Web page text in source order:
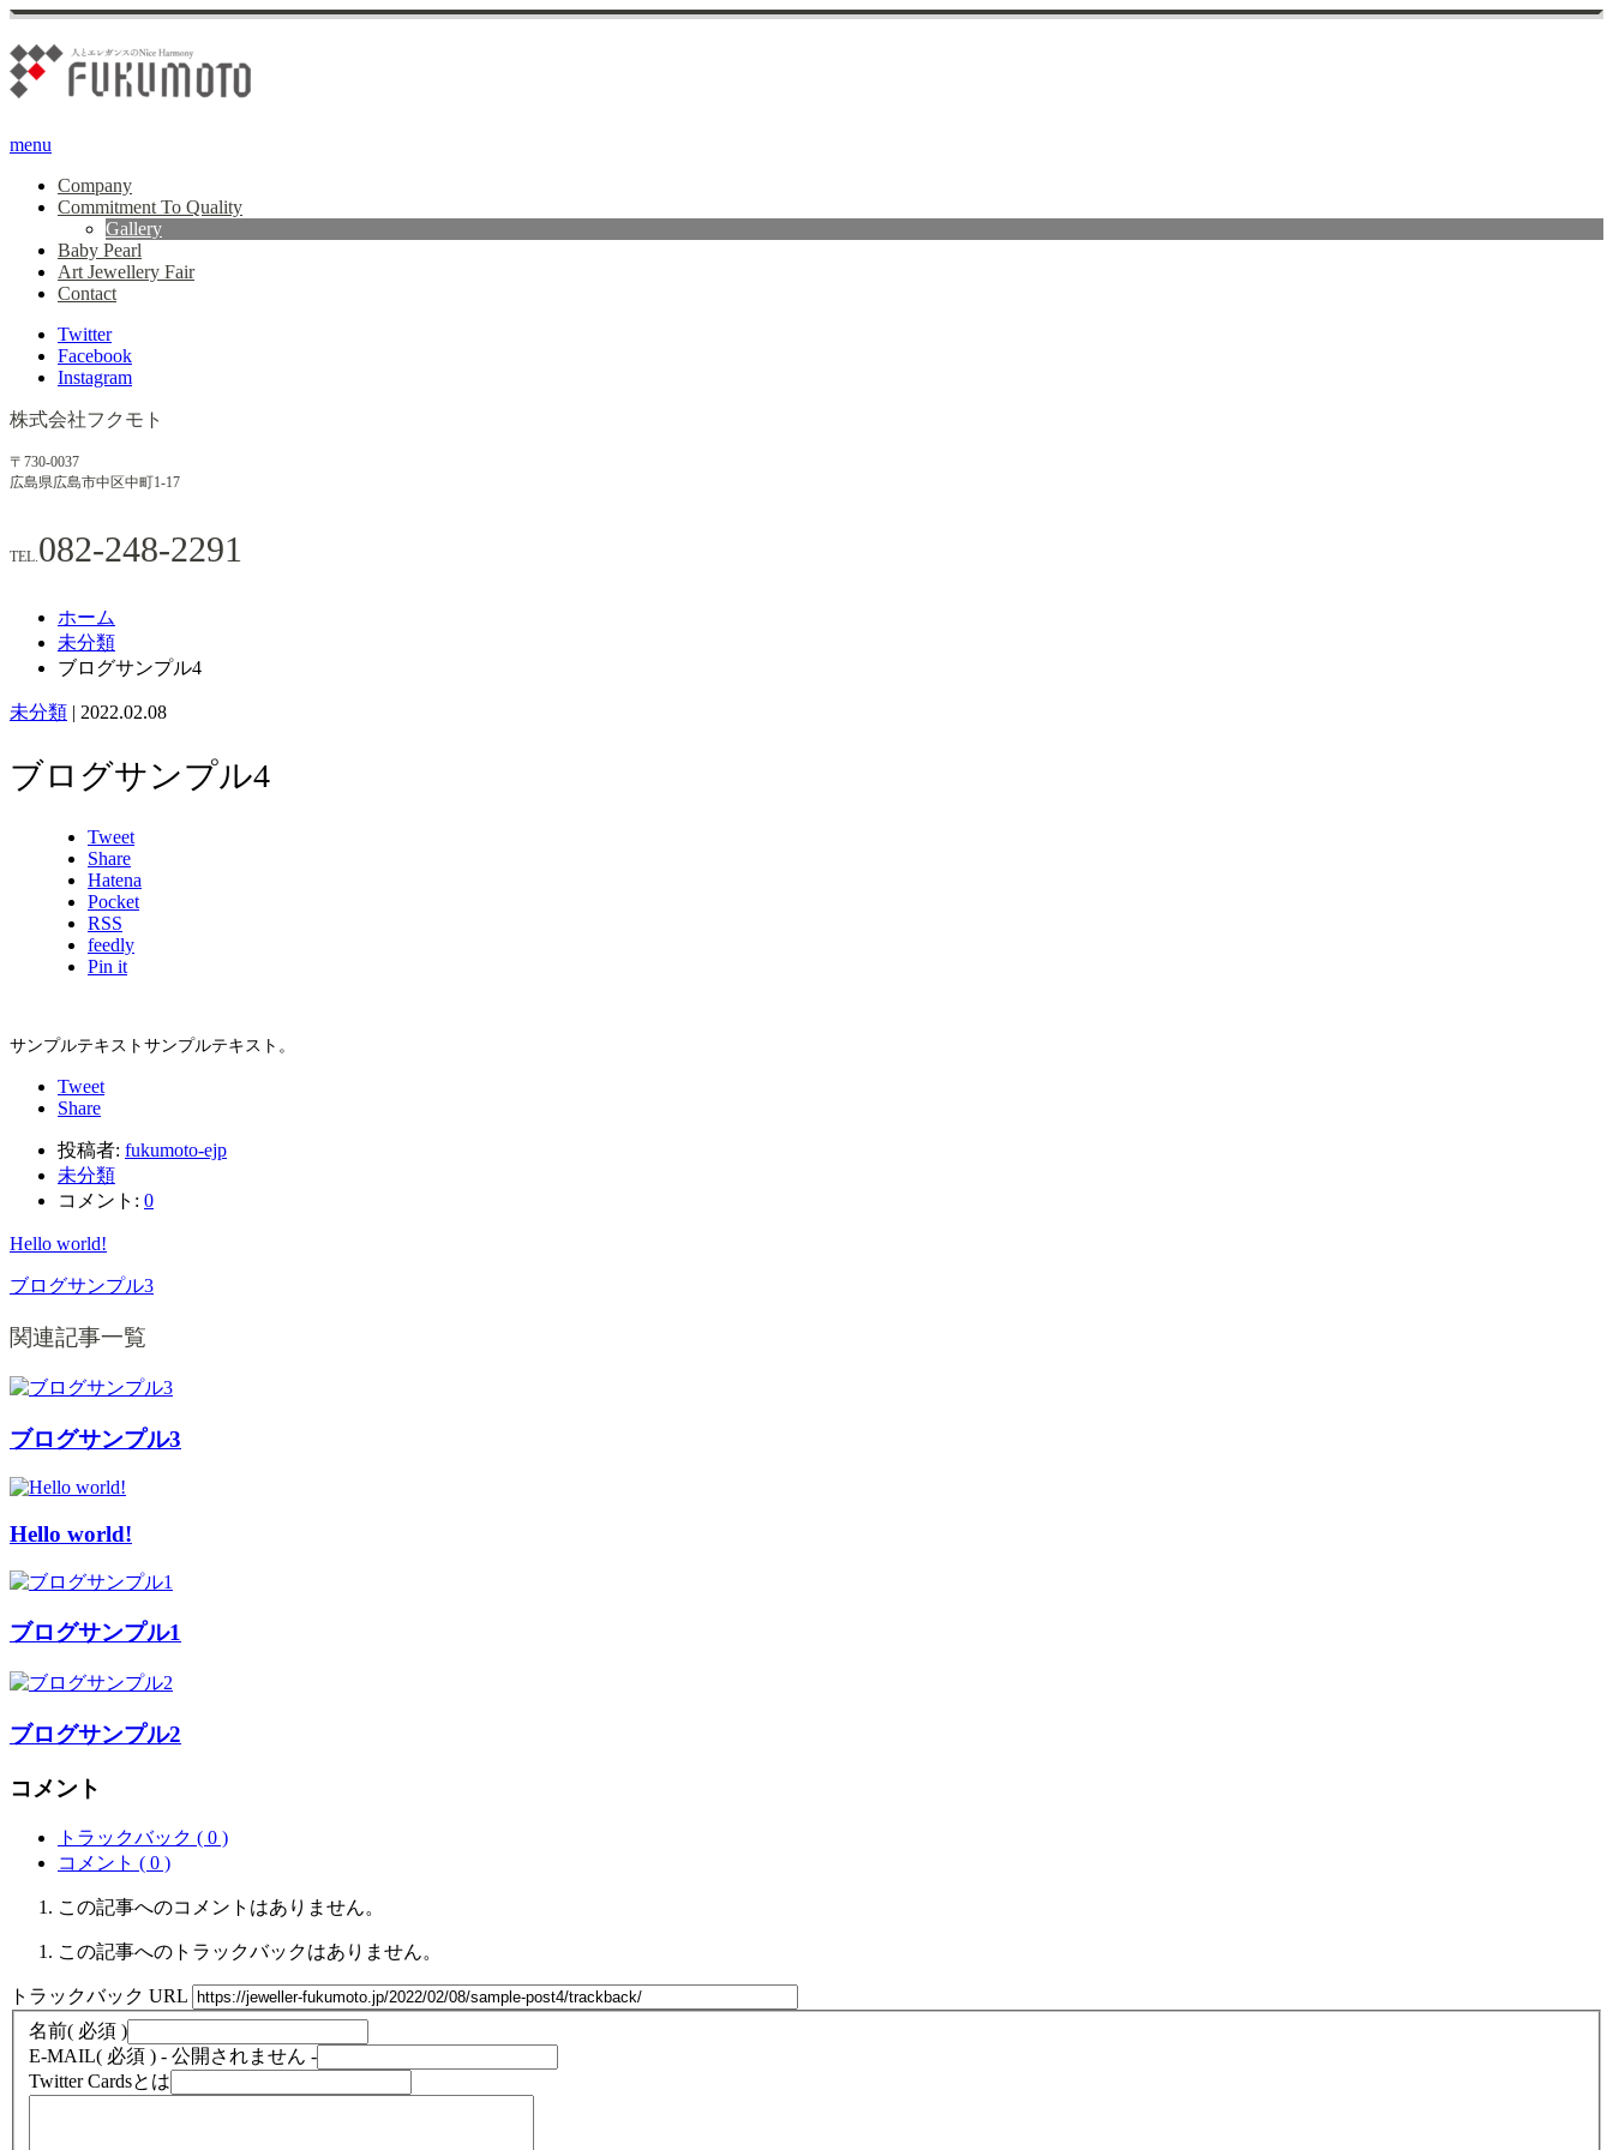
menu
Company
Commitment To Quality
Gallery
Baby Pearl
Art Jewellery Fair
Contact
Twitter
Facebook
Instagram
株式会社フクモト
〒730-0037
広島県広島市中区中町1-17
TEL.082-248-2291
ホーム
未分類
ブログサンプル4
未分類 | 2022.02.08
ブログサンプル4
Tweet
Share
Hatena
Pocket
RSS
feedly
Pin it
サンプルテキストサンプルテキスト。
Tweet
Share
投稿者: fukumoto-ejp
未分類
コメント: 0
Hello world!
ブログサンプル3
関連記事一覧
ブログサンプル3
Hello world!
ブログサンプル1
ブログサンプル2
コメント
トラックバック ( 0 )
コメント ( 0 )
この記事へのコメントはありません。
この記事へのトラックバックはありません。
トラックバック URL
名前( 必須 )
E-MAIL( 必須 ) - 公開されません -
Twitter Cardsとは